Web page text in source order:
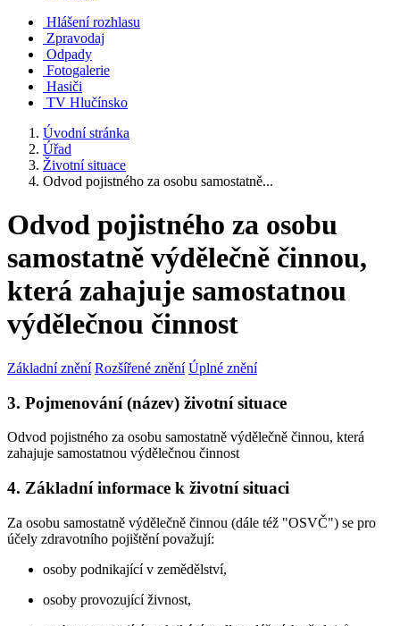
Hlášení rozhlasu
Zpravodaj
Odpady
Fotogalerie
Hasiči
TV Hlučínsko
Úvodní stránka
Úřad
Životní situace
Odvod pojistného za osobu samostatně...
Odvod pojistného za osobu
samostatně výdělečně činnou,
která zahajuje samostatnou
výdělečnou činnost
Základní znění Rozšířené znění Úplné znění
3. Pojmenování (název) životní situace
Odvod pojistného za osobu samostatně výdělečně činnou, která
zahajuje samostatnou výdělečnou činnost
4. Základní informace k životní situaci
Za osobu samostatně výdělečně činnou (dále též "OSVČ") se pro
účely zdravotního pojištění považují:
osoby podnikající v zemědělství,
osoby provozující živnost,